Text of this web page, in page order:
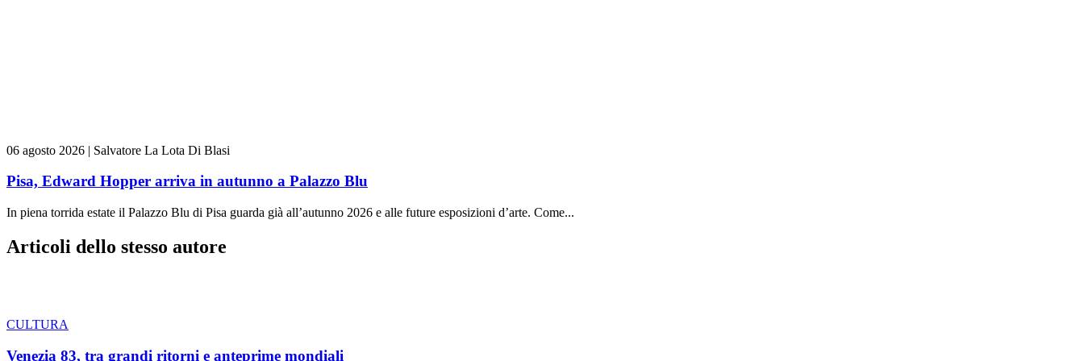
06 agosto 2026 | Salvatore La Lota Di Blasi
Pisa, Edward Hopper arriva in autunno a Palazzo Blu
In piena torrida estate il Palazzo Blu di Pisa guarda già all’autunno 2026 e alle future esposizioni d’arte. Come...
Articoli dello stesso autore
CULTURA
Venezia 83, tra grandi ritorni e anteprime mondiali